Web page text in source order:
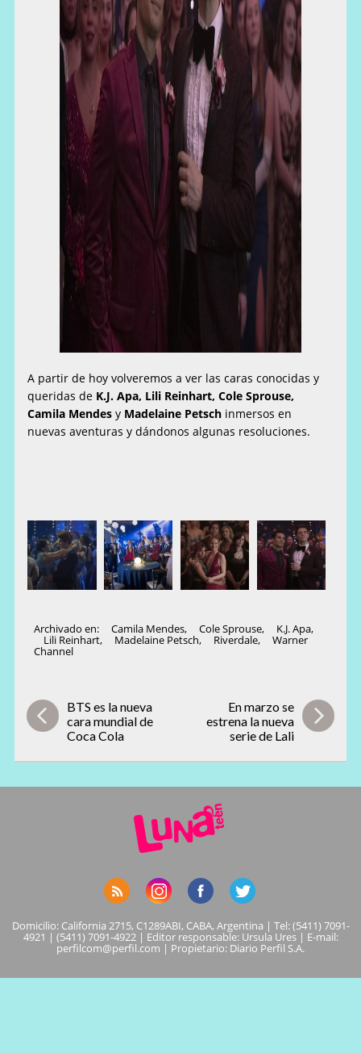
A partir de hoy volveremos a ver las caras conocidas y
queridas de K.J. Apa, Lili Reinhart, Cole Sprouse,
Camila Mendes y Madelaine Petsch inmersos en
nuevas aventuras y dándonos algunas resoluciones.
Archivado en: Camila Mendes, Cole Sprouse, K.J. Apa,
Lili Reinhart, Madelaine Petsch, Riverdale, Warner
Channel
BTS es la nueva
cara mundial de
Coca Cola
En marzo se
estrena la nueva
serie de Lali
Domicilio: California 2715, C1289ABI, CABA, Argentina | Tel: (5411) 7091-
4921 | (5411) 7091-4922 | Editor responsable: Ursula Ures | E-mail:
perfilcom@perfil.com | Propietario: Diario Perfil S.A.